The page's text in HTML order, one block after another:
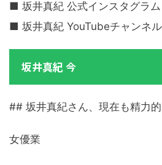
■ 坂井真紀 公式インスタグラム
■ 坂井真紀 YouTubeチャンネル
坂井真紀 今
## 坂井真紀さん、現在も精力
女優業